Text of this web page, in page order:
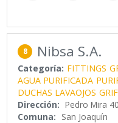
8 Nibsa S.A.
Categoría: FITTINGS
AGUA PURIFICADA
DUCHAS LAVAOJOS
Dirección: Pedro Mira
Comuna: San Joaquín